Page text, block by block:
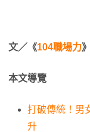
文／《104職場力》
本文導覽
打破傳統！男
升